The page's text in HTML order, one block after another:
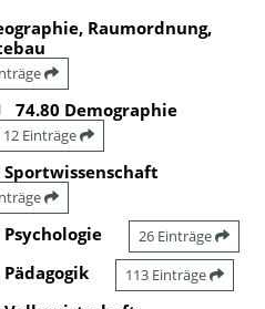
Raumordnung,
74.80 Demographie
12 Einträge
Sportwissenschaft
Psychologie 26 Einträge
Pädagogik 113 Einträge